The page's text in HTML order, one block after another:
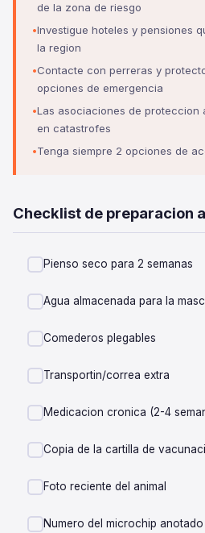
de la zona de riesgo
Investigue hoteles y pensiones
la region
Contacte con perreras y
opciones de emergencia
Las asociaciones de proteccion
en catastrofes
Tenga siempre 2 opciones de
Checklist de preparacion
Pienso seco para 2 semanas
Agua almacenada para la
Comederos plegables
Transportin/correa extra
Medicacion cronica (2-4
Copia de la cartilla de
Foto reciente del animal
Numero del microchip anotado